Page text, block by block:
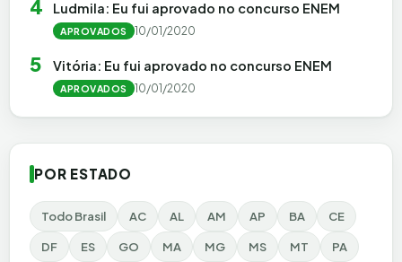
4 Ludmila: Eu fui aprovado no concurso ENEM
APROVADOS 10/01/2020
5 Vitória: Eu fui aprovado no concurso ENEM
APROVADOS 10/01/2020
POR ESTADO
Todo Brasil AC AL AM AP BA CE
DF ES GO MA MG MS MT PA